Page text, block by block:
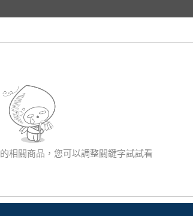
的相關商品，您可以調整關鍵字試試看